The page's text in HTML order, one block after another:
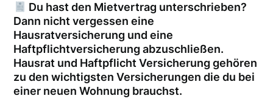
Du hast den Mietvertrag unterschrieben?
Dann nicht vergessen eine
Hausratversicherung und eine
Haftpflichtversicherung abzuschließen.
Hausrat und Haftpflicht Versicherung gehören
zu den wichtigsten Versicherungen die du bei
einer neuen Wohnung brauchst.